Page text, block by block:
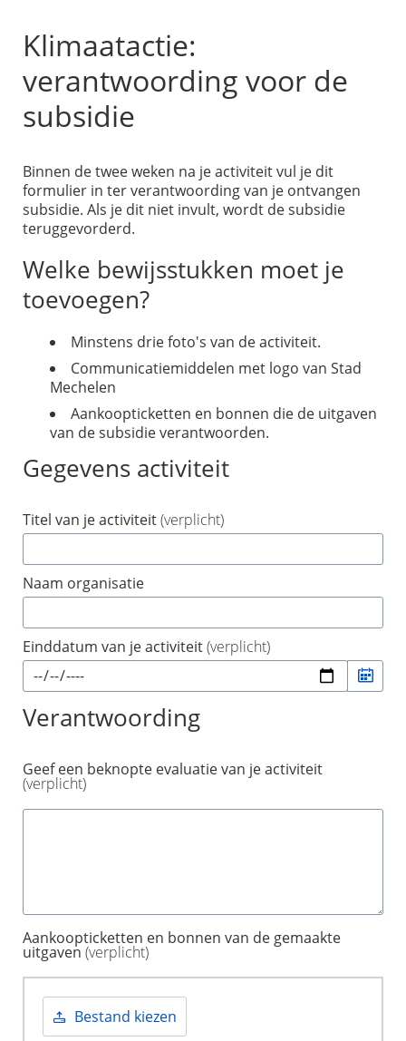
Klimaatactie:
verantwoording voor de
subsidie
Binnen de twee weken na je activiteit vul je dit
formulier in ter verantwoording van je ontvangen
subsidie. Als je dit niet invult, wordt de subsidie
teruggevorderd.
Welke bewijsstukken moet je
toevoegen?
Minstens drie foto's van de activiteit.
Communicatiemiddelen met logo van Stad
Mechelen
Aankoopticketten en bonnen die de uitgaven
van de subsidie verantwoorden.
Gegevens activiteit
Titel van je activiteit(verplicht)
Naam organisatie
Einddatum van je activiteit(verplicht)
kies
Verantwoording
Geef een beknopte evaluatie van je activiteit
(verplicht)
Aankoopticketten en bonnen van de gemaakte
uitgaven (verplicht)
Bestand kiezen